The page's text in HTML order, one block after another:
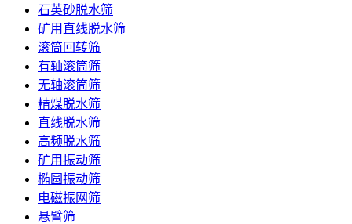
石英砂脱水筛
矿用直线脱水筛
滚筒回转筛
有轴滚筒筛
无轴滚筒筛
精煤脱水筛
直线脱水筛
高频脱水筛
矿用振动筛
椭圆振动筛
电磁振网筛
悬臂筛